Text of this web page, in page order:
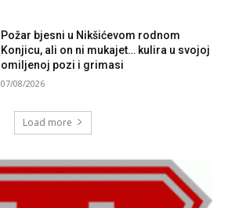
Požar bjesni u Nikšićevom rodnom
Konjicu, ali on ni mukajet… kulira u svojoj
omiljenoj pozi i grimasi
07/08/2026
Load more